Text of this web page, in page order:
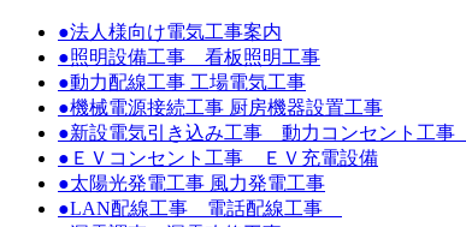
●法人様向け電気工事案内
●照明設備工事 看板照明工事
●動力配線工事 工場電気工事
●機械電源接続工事 厨房機器設置工事
●新設電気引き込み工事 動力コンセント工事
●ＥＶコンセント工事 ＥＶ充電設備
●太陽光発電工事 風力発電工事
●LAN配線工事 電話配線工事